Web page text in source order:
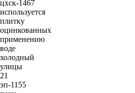
цхск-1467
используется
плитку
оцинкованных
применению
воде
холодный
улицы
21
эп-1155